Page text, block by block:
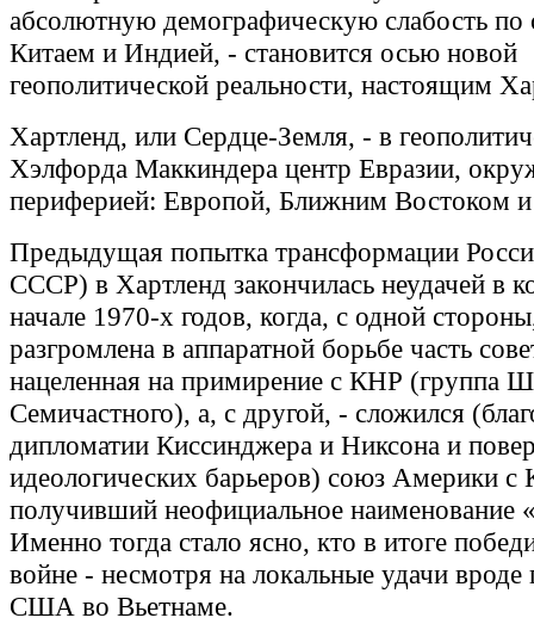
абсолютную демографическую слабость по
Китаем и Индией, - становится осью новой
геополитической реальности, настоящим
Хартленд, или Сердце-Земля, - в
Хэлфорда Маккиндера центр Евразии,
периферией: Европой, Ближним Востоком
Предыдущая попытка трансформации
СССР) в Хартленд закончилась неудачей в
начале 1970-х годов, когда, с одной
разгромлена в аппаратной борьбе часть
нацеленная на примирение с КНР (группа
Семичастного), а, с другой, - сложился
дипломатии Киссинджера и Никсона и
идеологических барьеров) союз Америки с
получивший неофициальное наименование
Именно тогда стало ясно, кто в итоге
войне - несмотря на локальные удачи
США во Вьетнаме.